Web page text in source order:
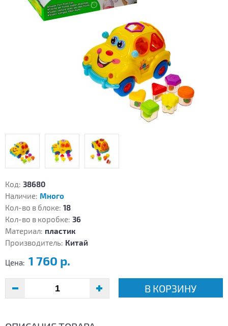
Код: 38680
Наличие: Много
Кол-во в блоке: 18
Кол-во в коробке: 36
Материал: пластик
Производитель: Китай
Цена: 1 760 р.
В КОРЗИНУ